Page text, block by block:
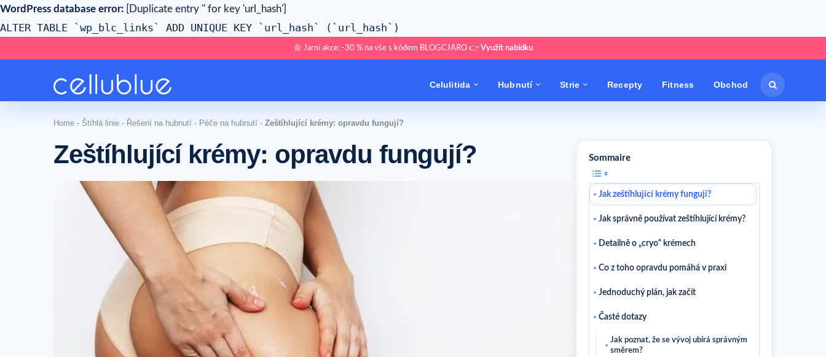
WordPress database error: [Duplicate entry '' for key 'url_hash']
ALTER TABLE `wp_blc_links` ADD UNIQUE KEY `url_hash` (`url_hash`)
🌼 Jarní akce: -30 % na vše s kódem BLOGCJARO 👉 Využít nabídku
Celulitida Hubnutí Strie Recepty Fitness Obchod
Home - Štíhlá linie - Řešení na hubnutí - Péče na hubnutí - Zeštíhlující krémy: opravdu fungují?
Zeštíhlující krémy: opravdu fungují? Sommaire
Jak zeštíhlující krémy fungují?
Jak správně používat zeštíhlující krémy?
Detailně o „cryo“ krémech
Co z toho opravdu pomáhá v praxi
Jednoduchý plán, jak začít
Časté dotazy
Jak poznat, že se vývoj ubírá správným
směrem?